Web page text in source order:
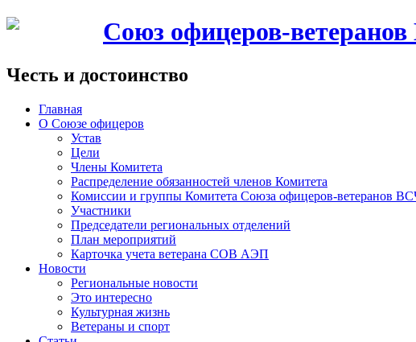
Союз офицеров-
Честь и достоинство
Главная
О Союзе офицеров
Устав
Цели
Члены Комитета
Распределение обязанностей членов Комитета
Комиссии и группы Комитета Союза офицеров-ветеранов
Участники
Председатели региональных отделений
План мероприятий
Карточка учета ветерана CОВ АЭП
Новости
Региональные новости
Это интересно
Культурная жизнь
Ветераны и спорт